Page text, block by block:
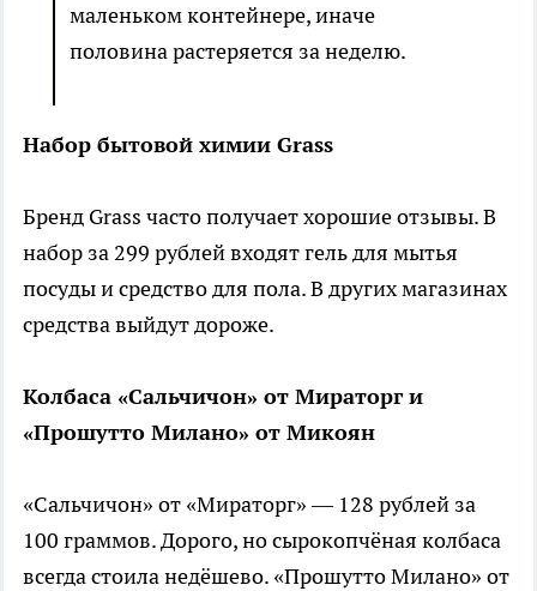
маленьком контейнере, иначе
половина растеряется за неделю.
Набор бытовой химии Grass
Бренд Grass часто получает хорошие отзывы. В
набор за 299 рублей входят гель для мытья
посуды и средство для пола. В других магазинах
средства выйдут дороже.
Колбаса «Сальчичон» от Мираторг и
«Прошутто Милано» от Микоян
«Сальчичон» от «Мираторг» — 128 рублей за
100 граммов. Дорого, но сырокопчёная колбаса
всегда стоила недёшево. «Прошутто Милано» от